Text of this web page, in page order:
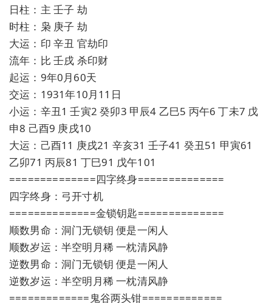
日柱：主 壬子 劫
时柱：枭 庚子 劫
大运：印 辛丑 官劫印
流年：比 壬戌 杀印财
起运：9年0月60天
交运：1931年10月11日
小运：辛丑1 壬寅2 癸卯3 甲辰4 乙巳5 丙午6 丁未7 戊
申8 己酉9 庚戌10
大运：己酉11 庚戌21 辛亥31 壬子41 癸丑51 甲寅61
乙卯71 丙辰81 丁巳91 戊午101
==============四字终身==============
四字终身：弓开寸机
==============金锁钥匙==============
顺数男命：洞门无锁钥 便是一闲人
顺数岁运：半空明月稀 一枕清风静
逆数男命：洞门无锁钥 便是一闲人
逆数岁运：半空明月稀 一枕清风静
=============鬼谷两头钳=============